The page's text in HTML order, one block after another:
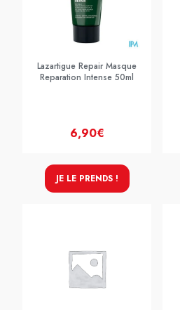
Lazartigue Repair Masque
Reparation Intense 50ml
6,90€
JE LE PRENDS !